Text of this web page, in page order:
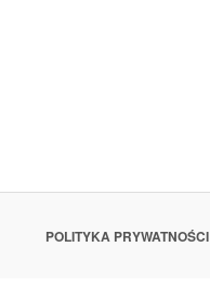
POLITYKA PRYWATNOŚCI